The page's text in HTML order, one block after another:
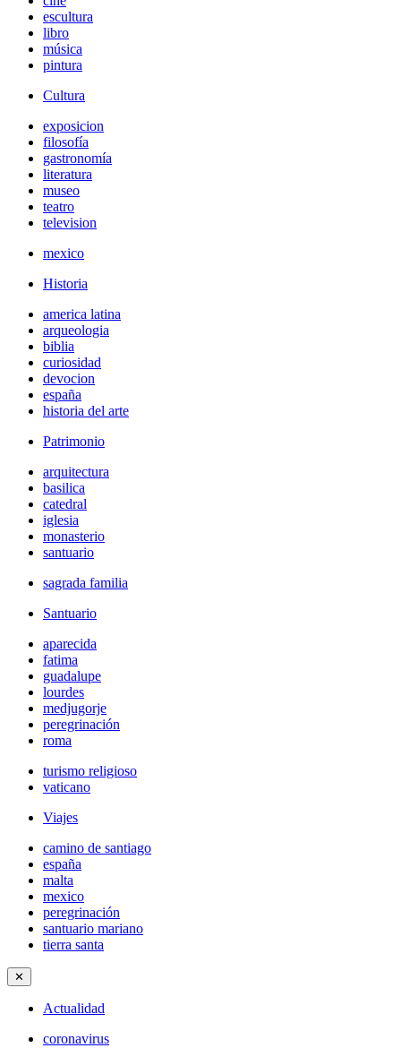
escultura
libro
música
pintura
Cultura
exposicion
filosofía
gastronomía
literatura
museo
teatro
television
mexico
Historia
america latina
arqueologia
biblia
curiosidad
devocion
españa
historia del arte
Patrimonio
arquitectura
basilica
catedral
iglesia
monasterio
santuario
sagrada familia
Santuario
aparecida
fatima
guadalupe
lourdes
medjugorje
peregrinación
roma
turismo religioso
vaticano
Viajes
camino de santiago
españa
malta
mexico
peregrinación
santuario mariano
tierra santa
✕
Actualidad
coronavirus